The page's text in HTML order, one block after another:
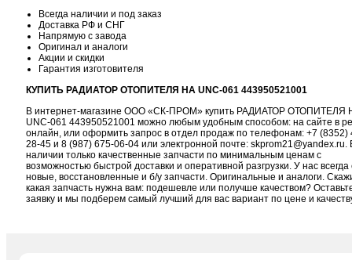
Всегда наличии и под заказ
Доставка РФ и СНГ
Напрямую с завода
Оригинал и аналоги
Акции и скидки
Гарантия изготовителя
КУПИТЬ РАДИАТОР ОТОПИТЕЛЯ НА UNC-061 443950521001
В интернет-магазине ООО «СК-ПРОМ» купить РАДИАТОР ОТОПИТЕЛЯ
UNC-061 443950521001 можно любым удобным способом: на сайте в
онлайн, или оформить запрос в отдел продаж по телефонам: +7 (8352)
28-45и 8 (987) 675-06-04или электронной почте: skprom21@yandex.ru.
наличии только качественные запчасти по минимальным ценам с
возможностью быстрой доставки и оперативной разгрузки. У нас всегда
новые, восстановленные и б/у запчасти. Оригинальные и аналоги.
какая запчасть нужна вам: подешевле или получше качеством?
заявку и мы подберем самый лучший для вас вариант по цене и